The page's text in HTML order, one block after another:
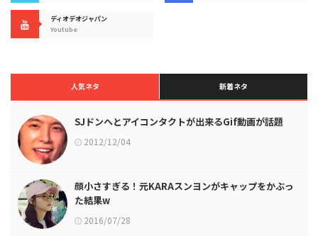
ディオデオジャパン
Youtube
人気ネタ 新着ネタ
SJドンヘとアイコンタクトが出来るGif動画が話題
2012/12/04
顔小さすぎる！元KARAスンヨンがキャップをかぶっ
た結果w
2016/07/28